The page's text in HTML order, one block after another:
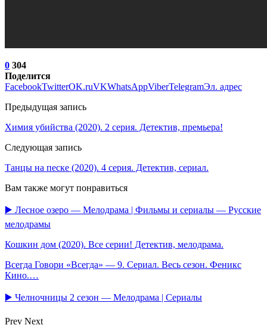
0 304
Поделится
FacebookTwitterOK.ruVKWhatsAppViberTelegramЭл. адрес
Предыдущая запись
Химия убийства (2020). 2 серия. Детектив, премьера!
Следующая запись
Танцы на песке (2020). 4 серия. Детектив, сериал.
Вам также могут понравиться
▶️ Лесное озеро — Мелодрама | Фильмы и сериалы — Русские
мелодрамы
Кошкин дом (2020). Все серии! Детектив, мелодрама.
Всегда Говори «Всегда» — 9. Сериал. Весь сезон. Феникс
Кино.…
▶️ Челночницы 2 сезон — Мелодрама | Сериалы
Prev Next